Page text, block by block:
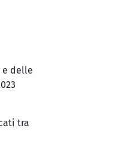
e delle
tra